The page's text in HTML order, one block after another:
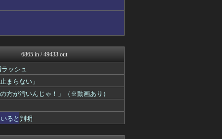
スコールちゃんねる｜２ちゃ...
不思議.net - 5ch...
もみあげチャ～シュ～
Zチャンネル＠VIP
いたしん！
【2ch】ニュー速クオリテ...
BIPブログ
思考ちゃんねる
(*ﾟ∀ﾟ)ゞカガクニュー...
6865 in / 49433 out
ッシュ
まらない」
方が汚いんじゃ！」（※動画あり）
ると判明